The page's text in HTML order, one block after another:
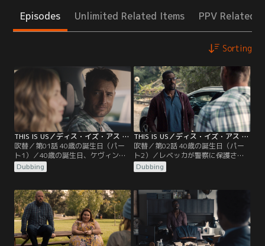
Episodes Unlimited Related Items PPV Related
Sorting
THIS IS US／ディス・イズ・アス シーズン5 第01話／吹替
吹替／第01話 40歳の誕生日（パー
ト1）／40歳の誕生日、ケヴィンと
ケイトは、山荘にこもっているレベ
ッカに会いに行くが、ケヴィンと大
過ごす。そんな中で勃発したジョー
ジ・フロイド事件。ランダルは、自
分の存在について深く考えていた。
一方、ケーキを買いに出かけたレベ
ッカが一向に戻ってこず心配するケ
イトは…。
Dubbing
THIS IS US／ディス・イズ・アス シーズン5 第02話／吹替
吹替／第02話 40歳の誕生日（パー
ト2）／レベッカが警察に保護され
て帰宅。山荘に駆けつけたランダル
は、いつもと様子が違った。心配す
想いを打ち明ける。ケヴィンはラン
ダルと仲直りしようと歩み寄るが、
心を閉ざしたランダルは山荘を去
る。一方、出産後の痛みに苦しむロ
ーレルのため、ドラッグを入手する
ことにしたウィリアムだが…。
Dubbing